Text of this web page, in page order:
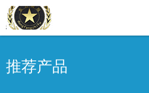
推荐产品